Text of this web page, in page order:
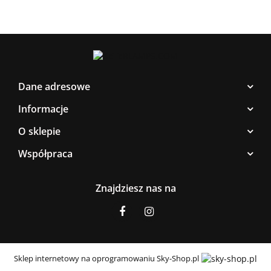
Dane adresowe
Informacje
O sklepie
Współpraca
Znajdziesz nas na
Sklep internetowy na oprogramowaniu Sky-Shop.pl